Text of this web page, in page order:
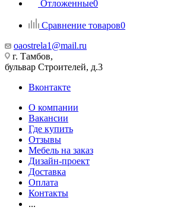
Отложенные0
Сравнение товаров0
oaostrela1@mail.ru
г. Тамбов,
бульвар Строителей, д.3
Вконтакте
О компании
Вакансии
Где купить
Отзывы
Мебель на заказ
Дизайн-проект
Доставка
Оплата
Контакты
...